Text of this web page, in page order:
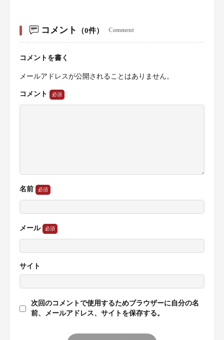
コメント （0件） Comment
コメントを書く
メールアドレスが公開されることはありません。
コメント
名前
メール
サイト
次回のコメントで使用するためブラウザーに自分の名
前、メールアドレス、サイトを保存する。